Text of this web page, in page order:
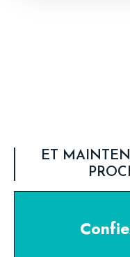
ET